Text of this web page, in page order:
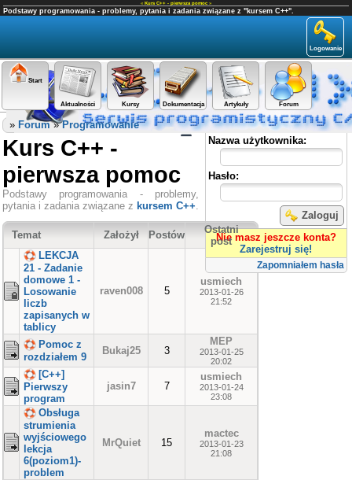
« Kurs C++ - pierwsza pomoc »
Podstawy programowania - problemy, pytania i zadania związane z "kursem C++".
Logowanie
Start
Aktualności Kursy Dokumentacja Artykuły Forum
Panel użytkownika
Nazwa użytkownika:
Hasło:
Zaloguj
Nie masz jeszcze konta?
Zarejestruj się!
Zapomniałem hasła
» Forum»Programowanie
Kurs C++ -
pierwsza pomoc
Podstawy programowania - problemy,
pytania i zadania związane z kursem C++.
Temat Założył Postów
Ostatni
post
LEKCJA
21 - Zadanie
domowe 1 -
Losowanie
liczb
zapisanych w
tablicy
raven008 5
usmiech
2013-01-26
21:52
Pomoc z
rozdziałem 9
Bukaj25 3
MEP
2013-01-25
20:02
[C++]
Pierwszy
program
jasin7 7
usmiech
2013-01-24
23:08
Obsługa
strumienia
wyjściowego
lekcja
6(poziom1)-
problem
MrQuiet 15
mactec
2013-01-23
21:08